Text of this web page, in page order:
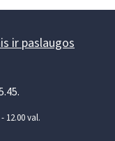
ir paslaugos
12.00 val.